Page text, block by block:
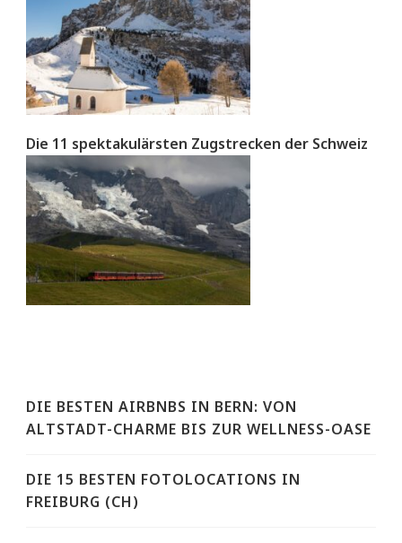
Die 11 spektakulärsten Zugstrecken der Schweiz
DIE BESTEN AIRBNBS IN BERN: VON
ALTSTADT-CHARME BIS ZUR WELLNESS-OASE
DIE 15 BESTEN FOTOLOCATIONS IN
FREIBURG (CH)